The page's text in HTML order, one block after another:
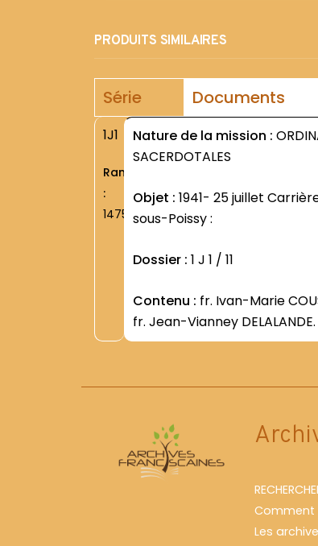
PRODUITS SIMILAIRES
Série Documents
1J1
Rang
:
1475
Nature de la mission :
SACERDOTALES
Objet : 1941- 25 juillet
sous-Poissy :
Dossier : 1 J 1 / 11
Contenu :
fr. Jean-Vianney DELALANDE.
Comment
Les